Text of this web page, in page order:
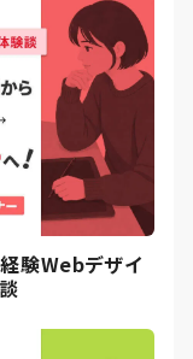
験Webデザイ